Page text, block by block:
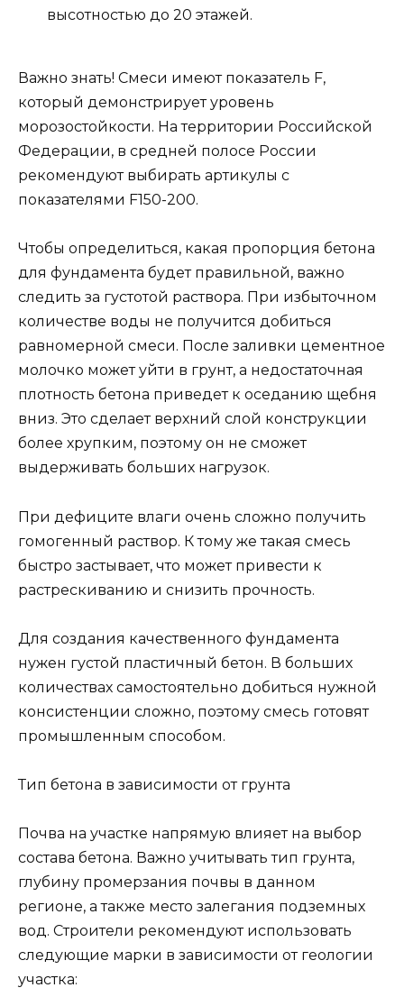
высотностью до 20 этажей.
Важно знать! Смеси имеют показатель F,
который демонстрирует уровень
морозостойкости. На территории Российской
Федерации, в средней полосе России
рекомендуют выбирать артикулы с
показателями F150-200.
Чтобы определиться, какая пропорция бетона
для фундамента будет правильной, важно
следить за густотой раствора. При избыточном
количестве воды не получится добиться
равномерной смеси. После заливки цементное
молочко может уйти в грунт, а недостаточная
плотность бетона приведет к оседанию щебня
вниз. Это сделает верхний слой конструкции
более хрупким, поэтому он не сможет
выдерживать больших нагрузок.
При дефиците влаги очень сложно получить
гомогенный раствор. К тому же такая смесь
быстро застывает, что может привести к
растрескиванию и снизить прочность.
Для создания качественного фундамента
нужен густой пластичный бетон. В больших
количествах самостоятельно добиться нужной
консистенции сложно, поэтому смесь готовят
промышленным способом.
Тип бетона в зависимости от грунта
Почва на участке напрямую влияет на выбор
состава бетона. Важно учитывать тип грунта,
глубину промерзания почвы в данном
регионе, а также место залегания подземных
вод. Строители рекомендуют использовать
следующие марки в зависимости от геологии
участка: